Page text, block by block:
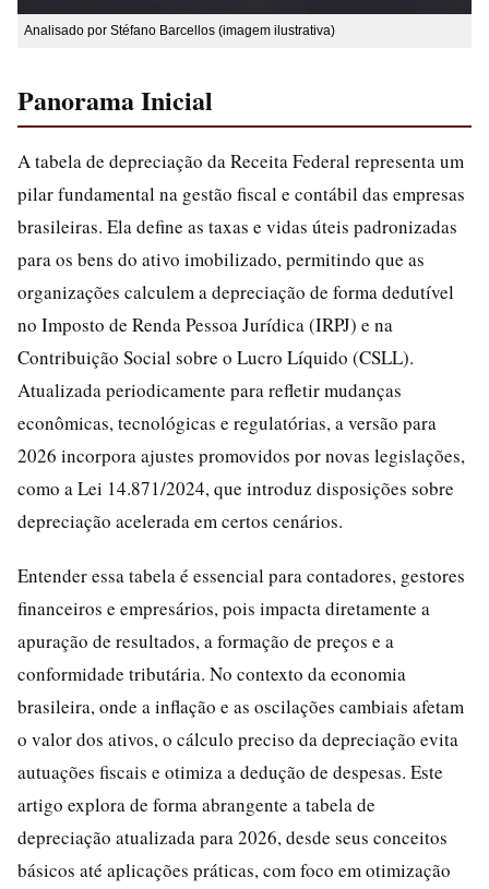
Analisado por Stéfano Barcellos (imagem ilustrativa)
Panorama Inicial
A tabela de depreciação da Receita Federal representa um
pilar fundamental na gestão fiscal e contábil das empresas
brasileiras. Ela define as taxas e vidas úteis padronizadas
para os bens do ativo imobilizado, permitindo que as
organizações calculem a depreciação de forma dedutível
no Imposto de Renda Pessoa Jurídica (IRPJ) e na
Contribuição Social sobre o Lucro Líquido (CSLL).
Atualizada periodicamente para refletir mudanças
econômicas, tecnológicas e regulatórias, a versão para
2026 incorpora ajustes promovidos por novas legislações,
como a Lei 14.871/2024, que introduz disposições sobre
depreciação acelerada em certos cenários.
Entender essa tabela é essencial para contadores, gestores
financeiros e empresários, pois impacta diretamente a
apuração de resultados, a formação de preços e a
conformidade tributária. No contexto da economia
brasileira, onde a inflação e as oscilações cambiais afetam
o valor dos ativos, o cálculo preciso da depreciação evita
autuações fiscais e otimiza a dedução de despesas. Este
artigo explora de forma abrangente a tabela de
depreciação atualizada para 2026, desde seus conceitos
básicos até aplicações práticas, com foco em otimização